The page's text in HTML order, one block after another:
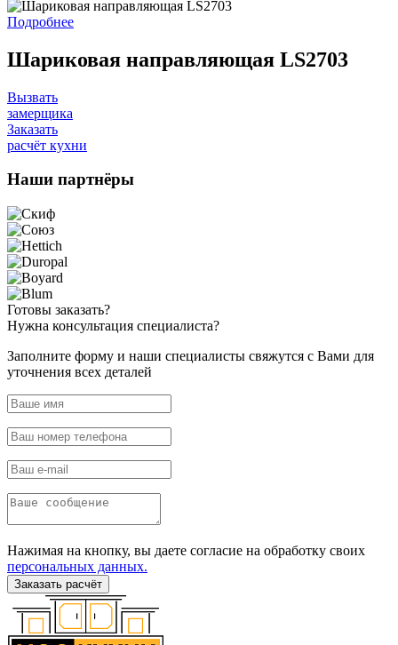
Подробнее
Шариковая направляющая LS2703
Вызвать
замерщика
Заказать
расчёт кухни
Наши партнёры
Готовы заказать?
Нужна консультация специалиста?
Заполните форму и наши специалисты свяжутся с Вами для
уточнения всех деталей
Нажимая на кнопку, вы даете согласие на обработку своих
персональных данных.
Заказать расчёт